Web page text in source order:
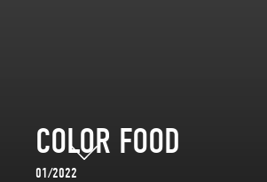
COLOR FOOD
01/2022